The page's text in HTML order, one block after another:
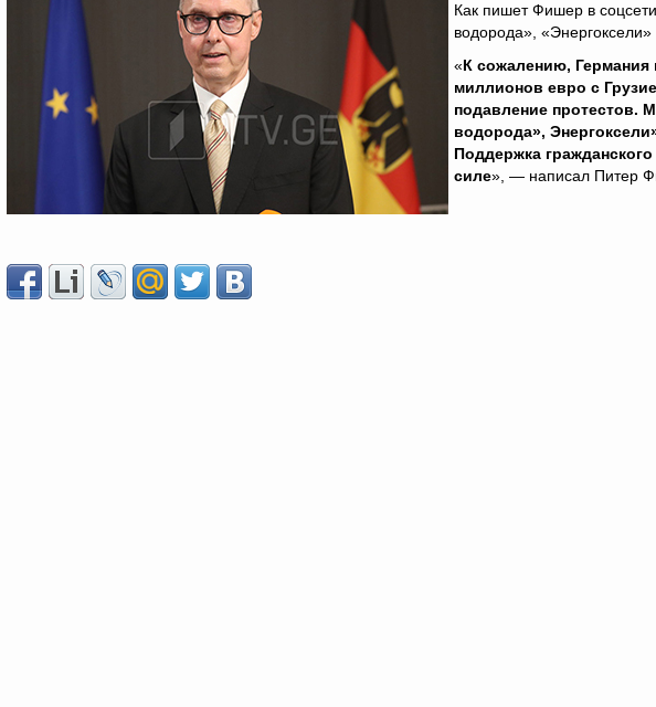
Как пишет Фишер в
водорода»,
«К сожалению, Германия
миллионов евро с
подавление протестов.
водорода»,
Поддержка
силе», — написал Питер